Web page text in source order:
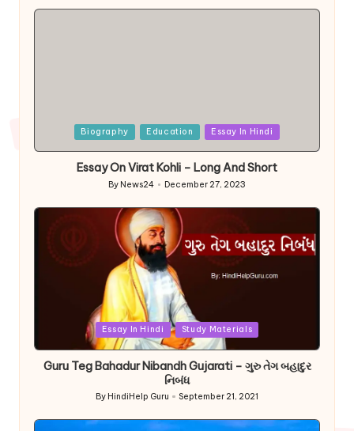
by
Biography Education Essay In Hindi
Essay On Virat Kohli – Long And Short
Posted
By News24 December 27, 2023
Essay In Hindi Study Materials
Guru Teg Bahadur Nibandh Gujarati – ગુરુ તેગ બહાદુર
નિબંધ
Posted
by
By HindiHelp Guru September 21, 2021